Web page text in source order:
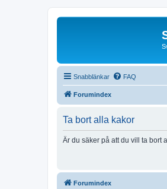
Snabblänkar FAQ
Forumindex
Ta bort alla kakor
Är du säker på att du vill ta bort
Forumindex